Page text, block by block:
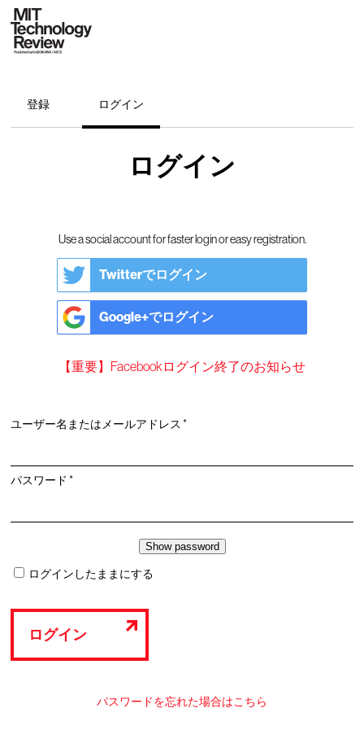
登録 ログイン
ログイン
Use a social account for faster login or easy registration.
Twitterでログイン
Google+でログイン
【重要】Facebookログイン終了のお知らせ
ユーザー名またはメールアドレス*必
パスワード*必
ログインしたままにする
ログイン
パスワードを忘れた場合はこちら